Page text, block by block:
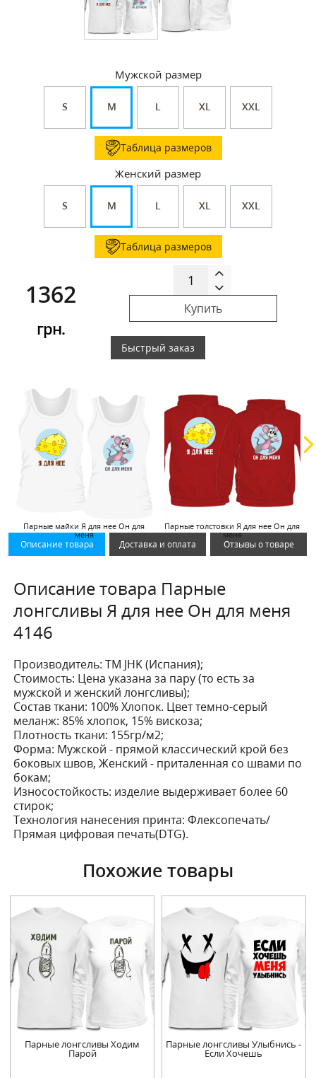
Мужской размер
S M L XL XXL
Таблица размеров
Женский размер
S M L XL XXL
Таблица размеров
1362
грн.
Купить
Быстрый заказ
Парные майки Я для нее Он для
меня
Парные толстовки Я для нее Он для
меня
Описание товара Доставка и оплата Отзывы о товаре
Описание товара Парные
лонгсливы Я для нее Он для меня
4146
Производитель: ТМ JHK (Испания);
Стоимость: Цена указана за пару (то есть за
мужской и женский лонгсливы);
Состав ткани: 100% Хлопок. Цвет темно-серый
меланж: 85% хлопок, 15% вискоза;
Плотность ткани: 155гр/м2;
Форма: Мужской - прямой классический крой без
боковых швов, Женский - приталенная со швами по
бокам;
Износостойкость: изделие выдерживает более 60
стирок;
Технология нанесения принта: Флексопечать/
Прямая цифровая печать(DTG).
Похожие товары
Парные лонгсливы Ходим
Парой
Парные лонгсливы Улыбнись -
Если Хочешь